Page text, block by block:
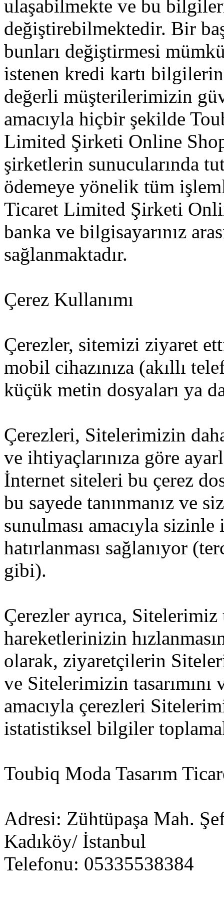
ulaşabilmekte ve bu
değiştirebilmektedir. Bir
bunları değiştirmesi
istenen kredi kartı
değerli müşterilerimizin
amacıyla hiçbir şekilde
Limited Şirketi Online
şirketlerin sunucularında
ödemeye yönelik tüm
Ticaret Limited Şirketi
banka ve bilgisayarınız
sağlanmaktadır.
Çerez Kullanımı
Çerezler, sitemizi ziyaret
mobil cihazınıza (akıllı
küçük metin dosyaları ya
Çerezleri, Sitelerimizin
ve ihtiyaçlarınıza göre
İnternet siteleri bu çerez
bu sayede tanınmanız ve
sunulması amacıyla
hatırlanması sağlanıyor
gibi).
Çerezler ayrıca,
hareketlerinizin
olarak, ziyaretçilerin
ve Sitelerimizin tasarımını
amacıyla çerezleri
istatistiksel bilgiler
Toubiq Moda Tasarım
Adresi: Zühtüpaşa Mah.
Kadıköy/ İstanbul
Telefonu: 05335538384